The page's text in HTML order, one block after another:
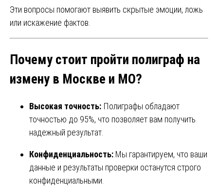
Эти вопросы помогают выявить скрытые эмоции, ложь
или искажение фактов.
Почему стоит пройти полиграф на
измену в Москве и МО?
Высокая точность: Полиграфы обладают
точностью до 95%, что позволяет вам получить
надежный результат.
Конфиденциальность: Мы гарантируем, что ваши
данные и результаты проверки останутся строго
конфиденциальными.